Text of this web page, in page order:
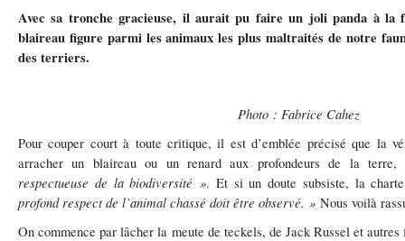
Avec sa tronche gracieuse, il aurait pu faire un joli panda à la
blaireau figure parmi les animaux les plus maltraités de notre
des terriers.
Photo : Fabrice Cahez
Pour couper court à toute critique, il est d’emblée précisé que la
arracher un blaireau ou un renard aux profondeurs de la
respectueuse de la biodiversité ». Et si un doute subsiste, la
profond respect de l’animal chassé doit être observé. » Nous voilà
On commence par lâcher la meute de teckels, de Jack Russel et